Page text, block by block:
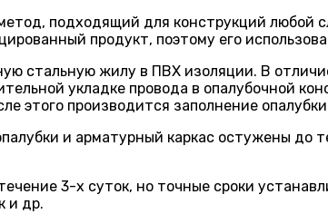
подходящий для конструкций любой
продукт, поэтому его
стальную жилу в ПВХ изоляции. В
укладке провода в опалубочной
этого производится заполнение
и арматурный каркас остужены
3-х суток, но точные сроки
и др.